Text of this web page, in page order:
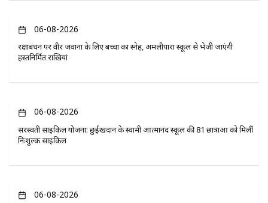
06-08-2026
रक्षाबंधन पर वीर जवानों के लिए बच्चों का स्नेह, अमलीपारा स्कूल से भेजी जाएंगी
हस्तनिर्मित राखियां
06-08-2026
सरस्वती साइकिल योजना: छुईखदान के स्वामी आत्मानंद स्कूल की 81 छात्राओं को मिलीं
निःशुल्क साइकिलें
06-08-2026